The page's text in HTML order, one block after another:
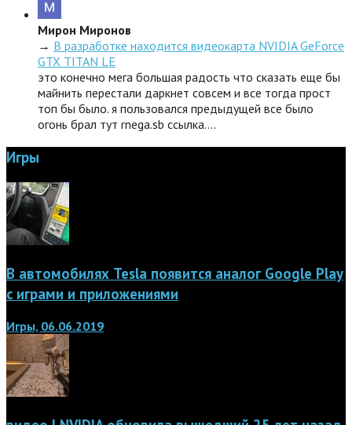
Мирон Миронов
→ В разработке находится видеокарта NVIDIA GeForce
GTX TITAN LE
это конечно мега большая радость что сказать еще бы
майнить перестали даркнет совсем и все тогда прост
топ бы было. я пользовался предыдущей все было
огонь брал тут rnega.sb ссылка.…
Игры
В автомобилях Tesla появится аналог Google Play
с играми и приложениями
Игры, 06.06.2019